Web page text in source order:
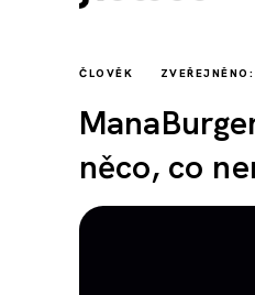
ČLOVĚK
něco, co